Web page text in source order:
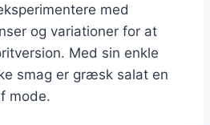
med
og variationer for at
Med sin enkle
smag er græsk salat en
mode.